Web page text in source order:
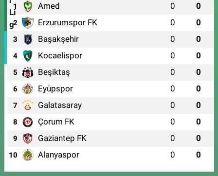
1 Amed 0 0
2 Erzurumspor FK 0 0
3 Başakşehir 0 0
4 Kocaelispor 0 0
5 Beşiktaş 0 0
6 Eyüpspor 0 0
7 Galatasaray 0 0
8 Çorum FK 0 0
9 Gaziantep FK 0 0
10 Alanyaspor 0 0